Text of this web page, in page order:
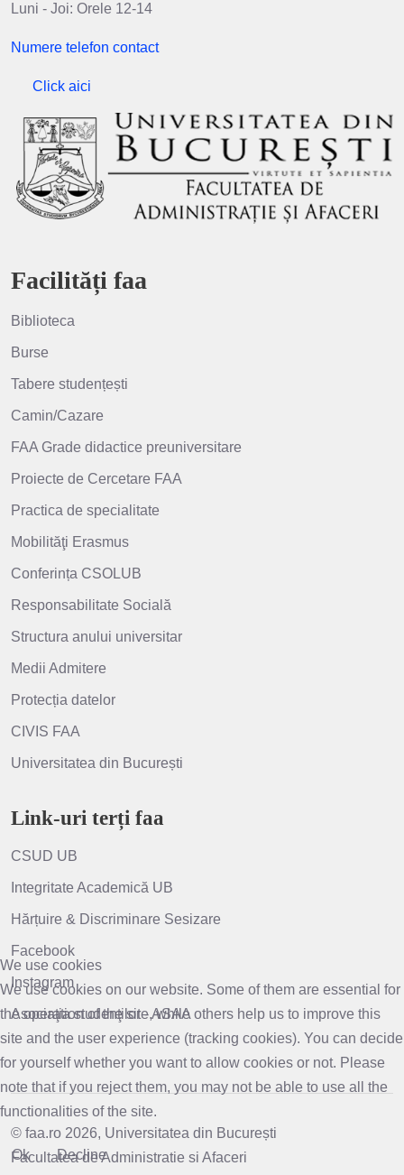
Luni - Joi: Orele 12-14
Numere telefon contact
Click aici
Facilități faa
Biblioteca
Burse
Tabere studențești
Camin/Cazare
FAA Grade didactice preuniversitare
Proiecte de Cercetare FAA
Practica de specialitate
Mobilităţi Erasmus
Conferința CSOLUB
Responsabilitate Socială
Structura anului universitar
Medii Admitere
Protecția datelor
CIVIS FAA
Universitatea din București
Link-uri terți faa
CSUD UB
Integritate Academică UB
Hărțuire & Discriminare Sesizare
Facebook
Instagram
Asociaţia studenţilor - ASAA
© faa.ro 2026, Universitatea din București
Facultatea de Administratie si Afaceri
We use cookies
We use cookies on our website. Some of them are essential for
the operation of the site, while others help us to improve this
site and the user experience (tracking cookies). You can decide
for yourself whether you want to allow cookies or not. Please
note that if you reject them, you may not be able to use all the
functionalities of the site.
Ok Decline